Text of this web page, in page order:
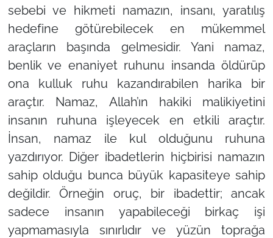
sebebi ve hikmeti namazın, insanı, yaratılış
hedefine götürebilecek en mükemmel
araçların başında gelmesidir. Yani namaz,
benlik ve enaniyet ruhunu insanda öldürüp
ona kulluk ruhu kazandırabilen harika bir
araçtır. Namaz, Allah’ın hakiki malikiyetini
insanın ruhuna işleyecek en etkili araçtır.
İnsan, namaz ile kul olduğunu ruhuna
yazdırıyor. Diğer ibadetlerin hiçbirisi namazın
sahip olduğu bunca büyük kapasiteye sahip
değildir. Örneğin oruç, bir ibadettir; ancak
sadece insanın yapabileceği birkaç işi
yapmamasıyla sınırlıdır ve yüzün toprağa